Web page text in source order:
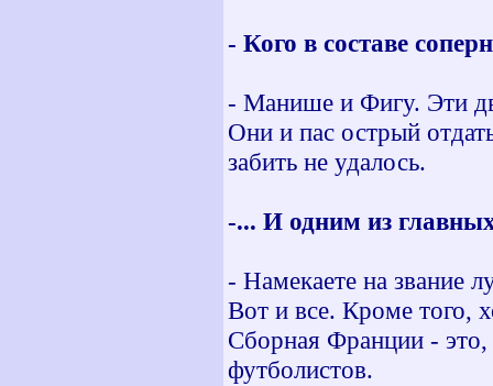
- Кого в составе
- Манише и Фигу. Эти
Они и пас острый
забить не удалось.
-... И одним из
- Намекаете на звание
Вот и все. Кроме того,
Сборная Франции - это,
футболистов.